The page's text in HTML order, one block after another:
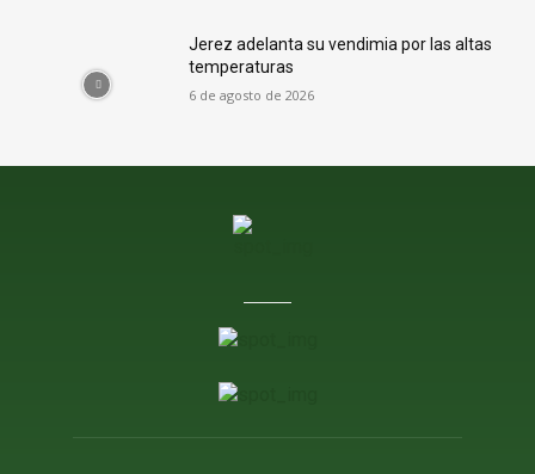
Jerez adelanta su vendimia por las altas
temperaturas
6 de agosto de 2026